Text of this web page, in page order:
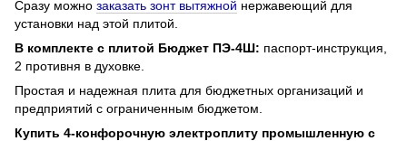
Сразу можно заказать зонт вытяжной нержавеющий для
установки над этой плитой.
В комплекте с плитой Бюджет ПЭ-4Ш: паспорт-инструкция,
2 противня в духовке.
Простая и надежная плита для бюджетных организаций и
предприятий с ограниченным бюджетом.
Купить 4-конфорочную электроплиту промышленную с